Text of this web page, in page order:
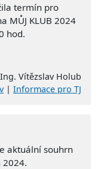
termín pro
MŮJ KLUB 2024
hod.
Ing. Vítězslav Holub
| Informace pro TJ
aktuální souhrn
2024.